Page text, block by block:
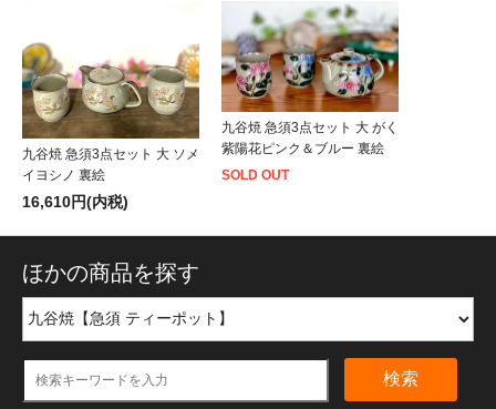
九谷焼 急須3点セット 大 ソメ
イヨシノ 裏絵
16,610円(内税)
九谷焼 急須3点セット 大 がく
紫陽花ピンク＆ブルー 裏絵
SOLD OUT
ほかの商品を探す
検索